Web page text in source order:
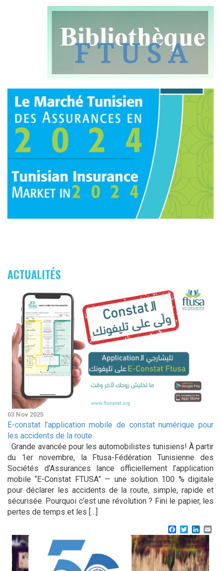
ACTUALITÉS
03 Nov 2025
E-constat l’application mobile de constat numérique pour
les accidents de la route
Grande avancée pour les automobilistes tunisiens! À partir
du 1er novembre, la Ftusa-Fédération Tunisienne des
Sociétés d’Assurances lance officiellement l’application
mobile “E-Constat FTUSA” — une solution 100 % digitale
pour déclarer les accidents de la route, simple, rapide et
sécurisée. Pourquoi c’est une révolution ? Fini le papier, les
pertes de temps et les […]
Facebook
Twitter